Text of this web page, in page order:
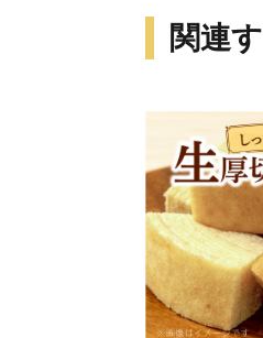
関連